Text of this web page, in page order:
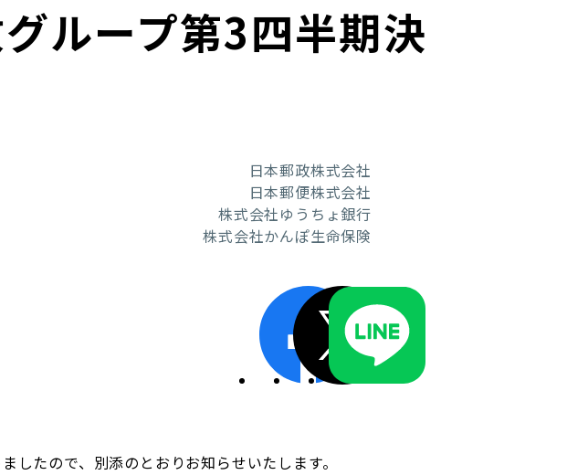
ループ第3四半期決
日本郵政株式会社
日本郵便株式会社
株式会社ゆうちょ銀行
株式会社かんぽ生命保険
たので、別添のとおりお知らせいたします。